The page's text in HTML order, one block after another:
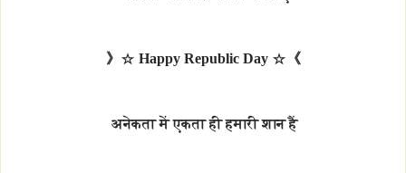
》☆ Happy Republic Day ☆《
अनेकता में एकता ही हमारी शान हैं